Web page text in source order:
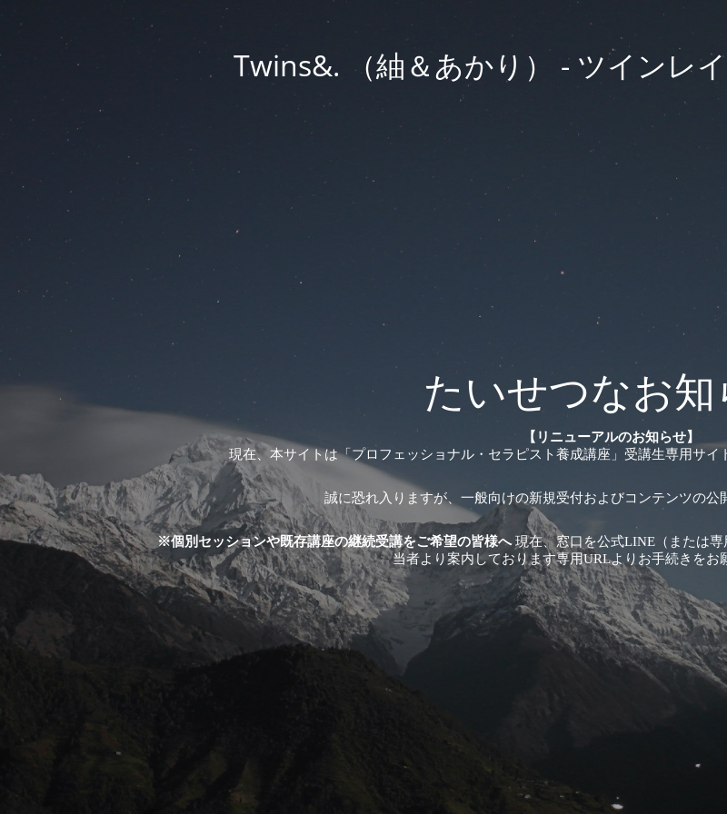
Twins&. （紬＆あかり） - ツインレ
たいせつなお知
【リニューアルのお知らせ】
現在、本サイトは「プロフェッショナル・セラピスト養成講座」受講生専用サイ
誠に恐れ入りますが、一般向けの新規受付およびコンテンツの公
※個別セッションや既存講座の継続受講をご希望の皆様へ現在、窓口を公式LINE（または
当者より案内しております専用URLよりお手続きをお